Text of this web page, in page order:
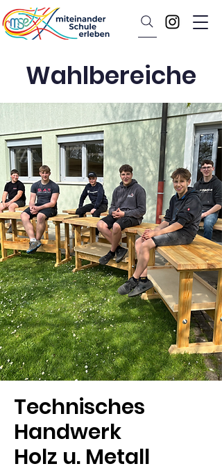
Wahlbereiche
Technisches
Handwerk
Holz u. Metall